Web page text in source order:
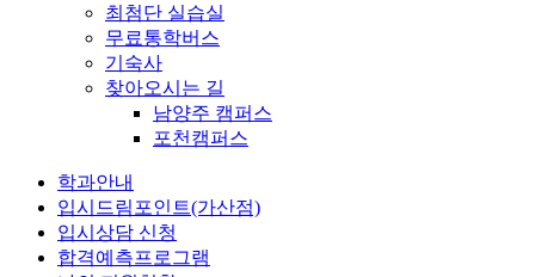
최첨단 실습실
무료통학버스
기숙사
찾아오시는 길
남양주 캠퍼스
포천캠퍼스
학과안내
입시드림포인트(가산점)
입시상담 신청
합격예측프로그램